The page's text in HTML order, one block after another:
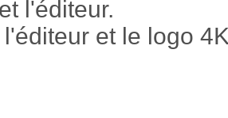
l'éditeur.
l'éditeur et le logo